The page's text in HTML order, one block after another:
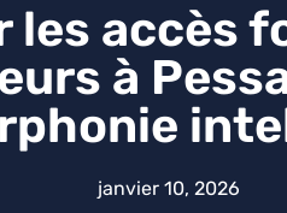
les accès
à
janvier 10, 2026